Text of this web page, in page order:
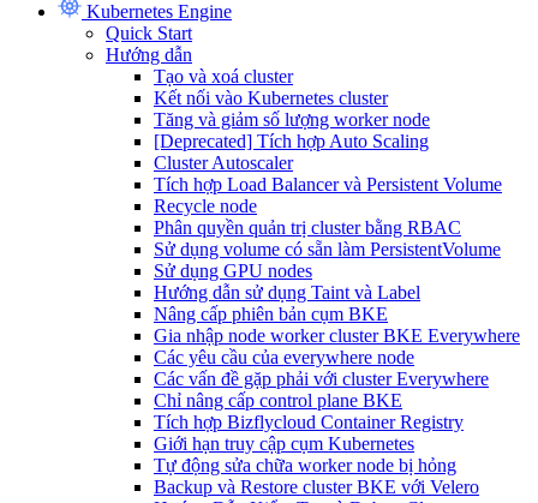
Kubernetes Engine
Quick Start
Hướng dẫn
Tạo và xoá cluster
Kết nối vào Kubernetes cluster
Tăng và giảm số lượng worker node
[Deprecated] Tích hợp Auto Scaling
Cluster Autoscaler
Tích hợp Load Balancer và Persistent Volume
Recycle node
Phân quyền quản trị cluster bằng RBAC
Sử dụng volume có sẵn làm PersistentVolume
Sử dụng GPU nodes
Hướng dẫn sử dụng Taint và Label
Nâng cấp phiên bản cụm BKE
Gia nhập node worker cluster BKE Everywhere
Các yêu cầu của everywhere node
Các vấn đề gặp phải với cluster Everywhere
Chỉ nâng cấp control plane BKE
Tích hợp Bizflycloud Container Registry
Giới hạn truy cập cụm Kubernetes
Tự động sửa chữa worker node bị hỏng
Backup và Restore cluster BKE với Velero